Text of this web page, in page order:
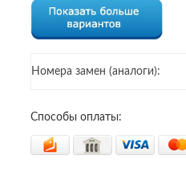
Номера замен (аналоги):
Способы оплаты: